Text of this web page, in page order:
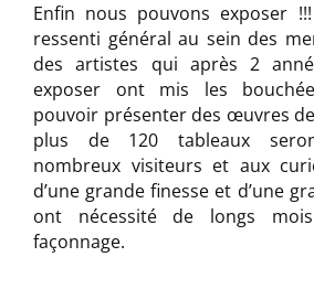
Enfin nous pouvons exposer !!!
ressenti général au sein des
des artistes qui après 2
exposer ont mis les
pouvoir présenter des œuvres
plus de 120 tableaux
nombreux visiteurs et aux
d’une grande finesse et d’une
ont nécessité de longs
façonnage.